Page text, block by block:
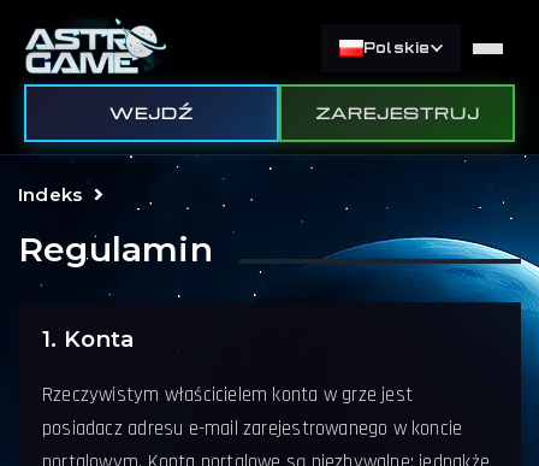
Polskie
WEJDŹ ZAREJESTRUJ
Indeks
Regulamin
1. Konta
Rzeczywistym właścicielem konta w grze jest
posiadacz adresu e-mail zarejestrowanego w koncie